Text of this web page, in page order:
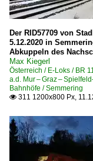
Der RID57709 von
5.12.2020 in
Abkuppeln des
Max Kiegerl
Österreich / E-Loks / BR
a.d. Mur – Graz –
Bahnhöfe / Semmering
 311 1200x800 Px,